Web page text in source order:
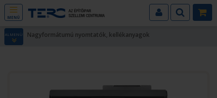
MENÜ
ALMENÜ Nagyformátumú nyomtatók, kellékanyagok